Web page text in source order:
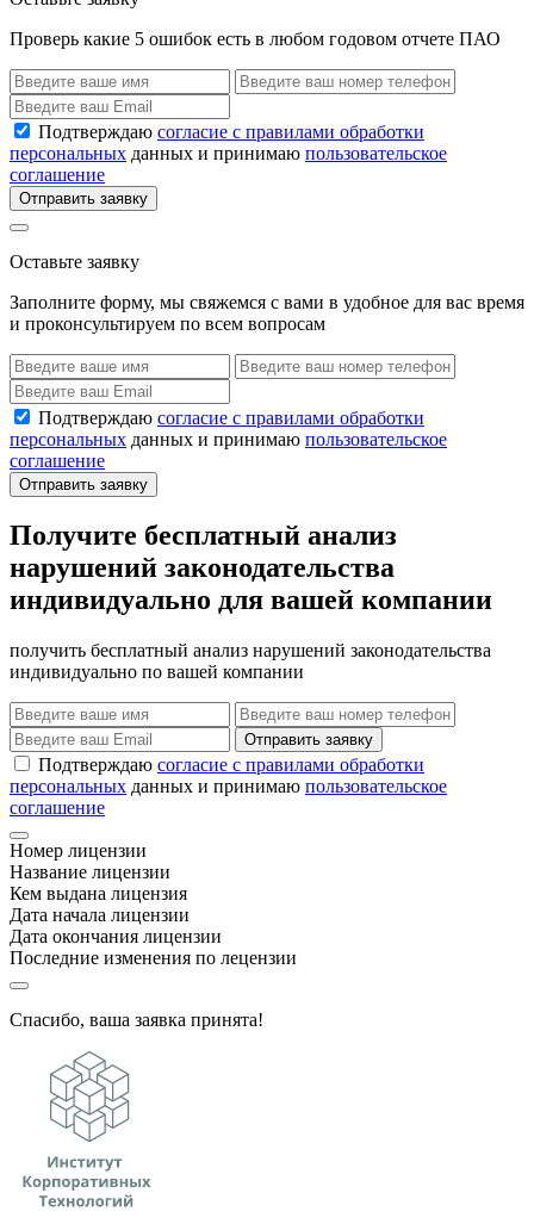
Проверь какие 5 ошибок есть в любом годовом отчете ПАО
Подтверждаю согласие с правилами обработки
персональных данных и принимаю пользовательское
соглашение
Отправить заявку
Оставьте заявку
Заполните форму, мы свяжемся с вами в удобное для вас время
и проконсультируем по всем вопросам
Подтверждаю согласие с правилами обработки
персональных данных и принимаю пользовательское
соглашение
Отправить заявку
Получите бесплатный анализ
нарушений законодательства
индивидуально для вашей компании
получить бесплатный анализ нарушений законодательства
индивидуально по вашей компании
Отправить заявку
Подтверждаю согласие с правилами обработки
персональных данных и принимаю пользовательское
соглашение
Номер лицензии
Название лицензии
Кем выдана лицензия
Дата начала лицензии
Дата окончания лицензии
Последние изменения по лецензии
Спасибо, ваша заявка принята!